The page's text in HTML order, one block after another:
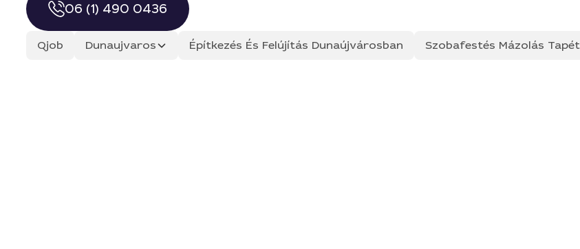
06 (1) 490 0436
Qjob Dunaujvaros Építkezés És Felújítás Dunaújvárosban Szobafestés Mázolás